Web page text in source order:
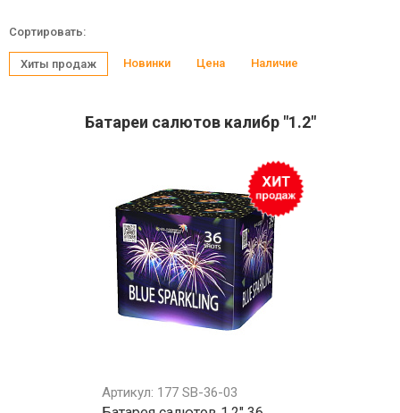
Сортировать:
Хиты продаж Новинки Цена Наличие
Батареи салютов калибр "1.2"
Артикул: 177 SB-36-03